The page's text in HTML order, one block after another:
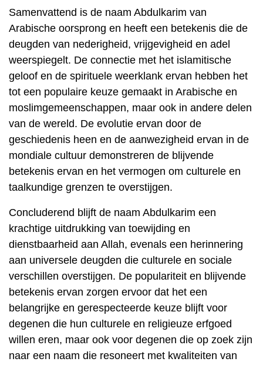
Samenvattend is de naam Abdulkarim van
Arabische oorsprong en heeft een betekenis die de
deugden van nederigheid, vrijgevigheid en adel
weerspiegelt. De connectie met het islamitische
geloof en de spirituele weerklank ervan hebben het
tot een populaire keuze gemaakt in Arabische en
moslimgemeenschappen, maar ook in andere delen
van de wereld. De evolutie ervan door de
geschiedenis heen en de aanwezigheid ervan in de
mondiale cultuur demonstreren de blijvende
betekenis ervan en het vermogen om culturele en
taalkundige grenzen te overstijgen.
Concluderend blijft de naam Abdulkarim een ​​
krachtige uitdrukking van toewijding en
dienstbaarheid aan Allah, evenals een herinnering
aan universele deugden die culturele en sociale
verschillen overstijgen. De populariteit en blijvende
betekenis ervan zorgen ervoor dat het een
belangrijke en gerespecteerde keuze blijft voor
degenen die hun culturele en religieuze erfgoed
willen eren, maar ook voor degenen die op zoek zijn
naar een naam die resoneert met kwaliteiten van